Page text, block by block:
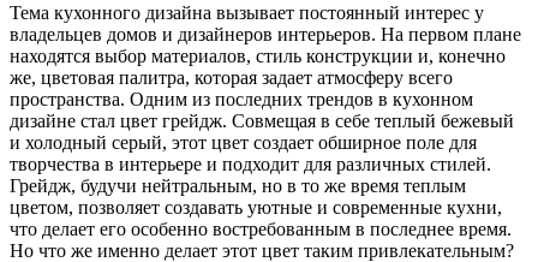
Тема кухонного дизайна вызывает постоянный интерес у
владельцев домов и дизайнеров интерьеров. На первом плане
находятся выбор материалов, стиль конструкции и, конечно
же, цветовая палитра, которая задает атмосферу всего
пространства. Одним из последних трендов в кухонном
дизайне стал цвет грейдж. Совмещая в себе теплый бежевый
и холодный серый, этот цвет создает обширное поле для
творчества в интерьере и подходит для различных стилей.
Грейдж, будучи нейтральным, но в то же время теплым
цветом, позволяет создавать уютные и современные кухни,
что делает его особенно востребованным в последнее время.
Но что же именно делает этот цвет таким привлекательным?